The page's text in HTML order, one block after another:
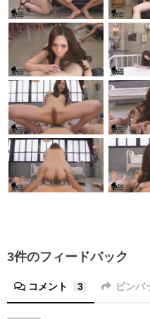
3件のフィードバック
コメント 3 ピンバ